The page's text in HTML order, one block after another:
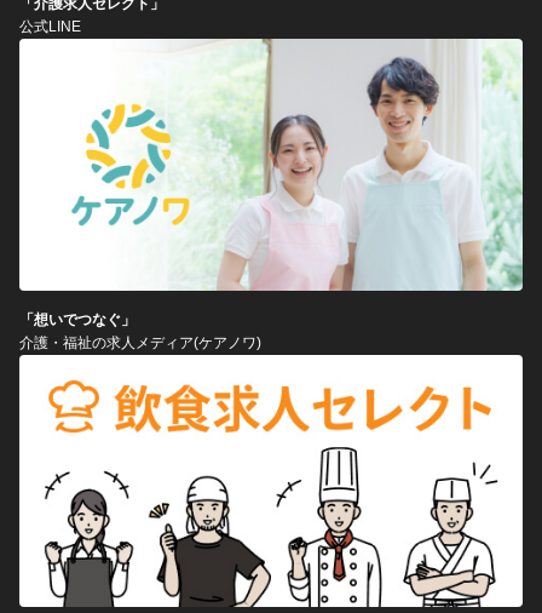
「介護求人セレクト」
公式LINE
「想いでつなぐ」
介護・福祉の求人メディア(ケアノワ)